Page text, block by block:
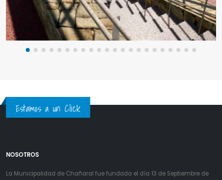
Estamos a un Click
NOSOTROS
La Municipalidad de Chañaral fue fundada el día 13 de Septiembre de